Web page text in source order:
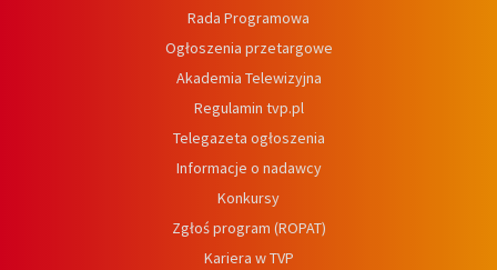
Rada Programowa
Ogłoszenia przetargowe
Akademia Telewizyjna
Regulamin tvp.pl
Telegazeta ogłoszenia
Informacje o nadawcy
Konkursy
Zgłoś program (ROPAT)
Kariera w TVP